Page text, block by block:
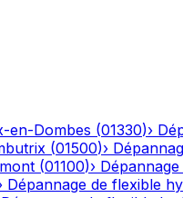
en-Dombes (01330)›
(01500)›
(01100)›
Dépannage de flexible